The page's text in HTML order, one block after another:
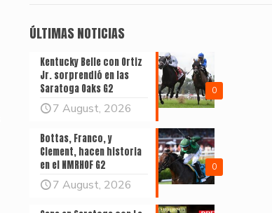
ÚLTIMAS NOTICIAS
0
Kentucky Belle con Ortiz
Jr. sorprendió en las
Saratoga Oaks G2
7 August, 2026
0
Bottas, Franco, y
Clement, hacen historia
en el NMRHOF G2
7 August, 2026